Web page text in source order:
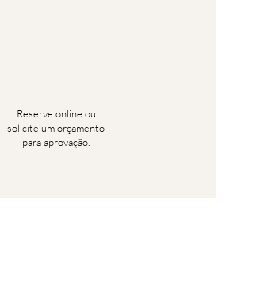
Reserve online ou
solicite um orçamento
para aprovação.